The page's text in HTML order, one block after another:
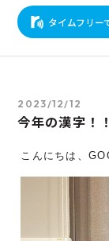
タイムフリー
2023/12/12
今年の漢字！！
こんにちは、